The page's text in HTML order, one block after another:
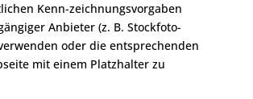
Kenn-zeichnungsvorgaben
Anbieter (z. B. Stockfoto-
oder die entsprechenden
mit einem Platzhalter zu